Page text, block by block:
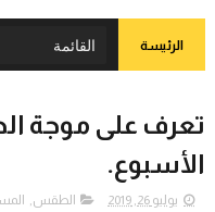
الرئيسة
تعرف على موجة
الأسبوع.
يوليو 26, 2019 الطقس,